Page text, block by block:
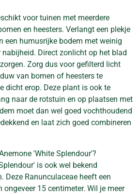
voor tuinen met meerdere
en heesters. Verlangt een plekje
een humusrijke bodem met weinig
Direct zonlicht op het blad
Zorg dus voor gefilterd licht
van bomen of heesters te
dicht erop. Deze plant is ook te
naar de rotstuin en op plaatsen met
moet dan wel goed vochthoudend
en laat zich goed combineren
'White Splendour'?
is ook wel bekend
Deze Ranunculaceae heeft een
15 centimeter. Wil je meer